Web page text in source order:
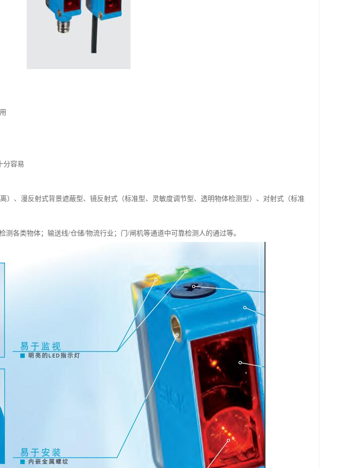
分容易
）、漫反射式背景遮蔽型、镜反射式（标准型、灵敏度调节型、透明物体检测型）、对射式（标准
各类物体；输送线/仓储/物流行业；门/闸机等通道中可靠检测人的通过等。